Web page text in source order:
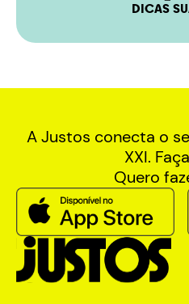
DICAS
A Justos conecta o
XXI.
Quero